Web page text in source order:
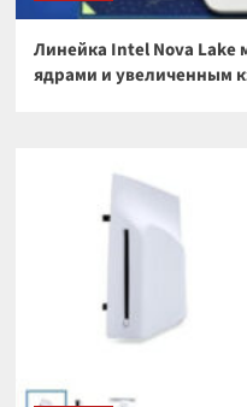
Линейка Intel Nova Lake
ядрами и увеличенным